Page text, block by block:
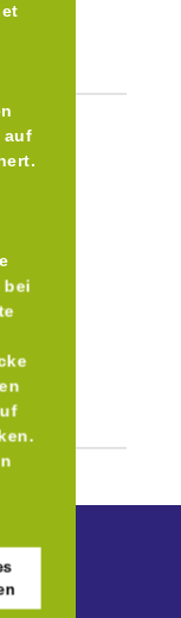
auf
bei